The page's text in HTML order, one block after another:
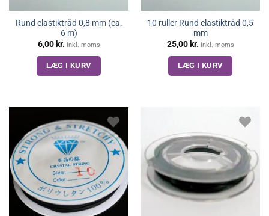
Rund elastiktråd 0,8 mm (ca.
6 m)
6,00 kr. inkl. moms
LÆG I KURV
10 ruller Rund elastiktråd 0,5
mm
25,00 kr. inkl. moms
LÆG I KURV